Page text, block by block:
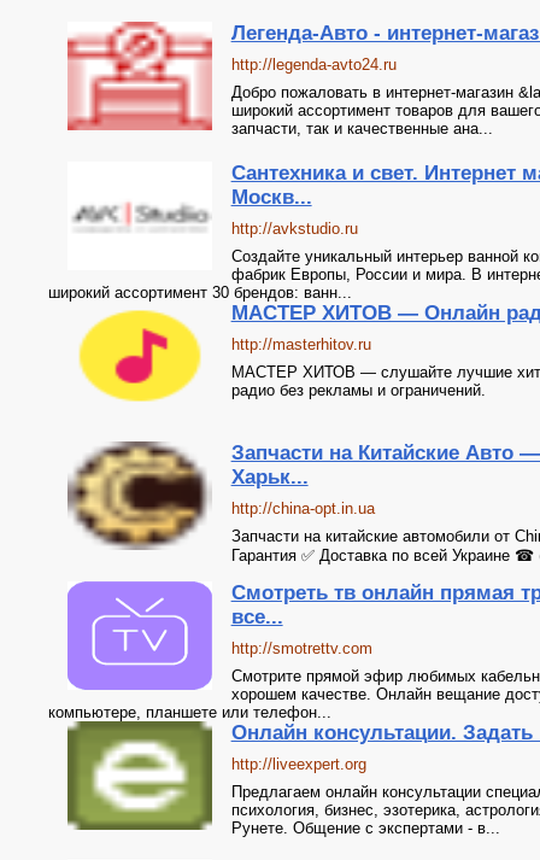
Легенда-Авто - интернет-
http://legenda-avto24.ru
Добро пожаловать в интернет-магазин
широкий ассортимент товаров для
запчасти, так и качественные ана...
Сантехника и свет. Интернет
Москв...
http://avkstudio.ru
Создайте уникальный интерьер ванной
фабрик Европы, России и мира. В
широкий ассортимент 30 брендов: ванн...
МАСТЕР ХИТОВ — Онлайн
http://masterhitov.ru
МАСТЕР ХИТОВ — слушайте лучшие хиты
радио без рекламы и ограничений.
Запчасти на Китайские Авто
Харьк...
http://china-opt.in.ua
Запчасти на китайские автомобили от
Гарантия ✅ Доставка по всей Украине ☎
Смотреть тв онлайн прямая
все...
http://smotrettv.com
Смотрите прямой эфир любимых
хорошем качестве. Онлайн вещание
компьютере, планшете или телефон...
Онлайн консультации.
http://liveexpert.org
Предлагаем онлайн консультации
психология, бизнес, эзотерика,
Рунете. Общение с экспертами - в...